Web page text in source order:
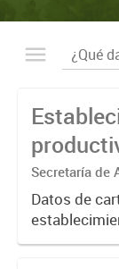
Secretaría de
Pesca.
Económico
Datos de
provincia de